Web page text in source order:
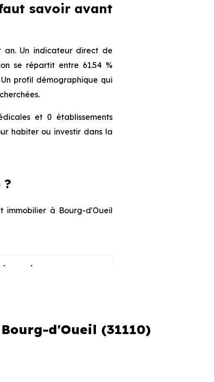
savoir avant
an. Un indicateur direct de
se répartit entre 61.54 %
profil démographique qui
et 0 établissements
habiter ou investir dans la
immobilier à Bourg-d'Oueil
maximum
stade d'avancement du
programmes disponibles à
d'Oueil (31110)